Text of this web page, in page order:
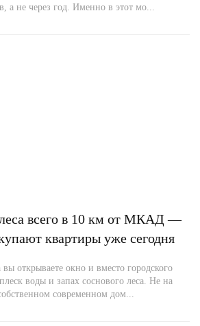
а не через год. Именно в этот мо...
всего в 10 км от МКАД —
квартиры уже сегодня
вы открываете окно и вместо городского
воды и запах соснового леса. Не на
современном дом...